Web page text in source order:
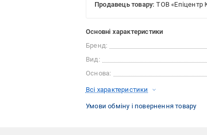
Продавець товару: ТОВ «Епіцентр
Основні характеристики
Бренд:
Вид:
Основа:
Всі характеристики
Умови обміну і повернення товару